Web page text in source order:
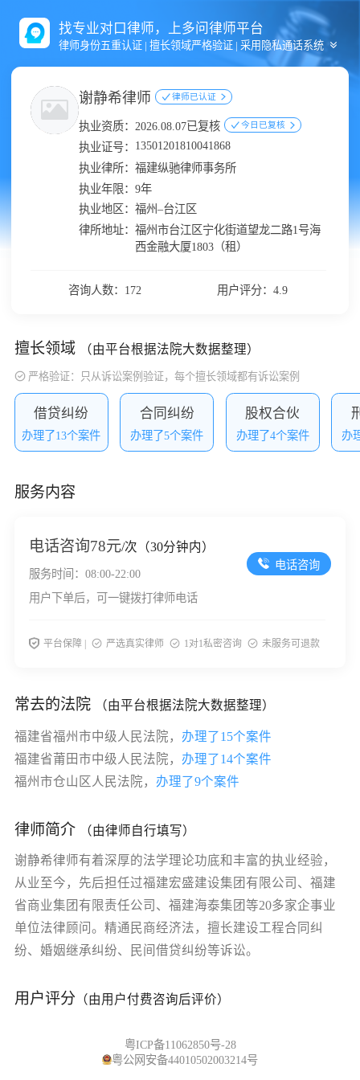
找专业对口律师，上多问律师平台
律师身份五重认证 | 擅长领域严格验证 | 采用隐私通话系统
谢静希律师 律师已认证
执业资质： 2026.08.07已复核 今日已复核
执业证号： 13501201810041868
执业律所： 福建纵驰律师事务所
执业年限： 9年
执业地区： 福州–台江区
律所地址： 福州市台江区宁化街道望龙二路1号海
西金融大厦1803（租）
咨询人数：172 用户评分：4.9
擅长领域 （由平台根据法院大数据整理）
严格验证：只从诉讼案例验证，每个擅长领域都有诉讼案例
借贷纠纷
办理了13个案件
合同纠纷
办理了5个案件
股权合伙
办理了4个案件 办
服务内容
电话咨询78元/次（30分钟内）
服务时间：08:00-22:00
用户下单后，可一键拨打律师电话
平台保障 | 严选真实律师 1对1私密咨询 未服务可退款
电话咨询
常去的法院 （由平台根据法院大数据整理）
福建省福州市中级人民法院， 办理了15个案件
福建省莆田市中级人民法院， 办理了14个案件
福州市仓山区人民法院， 办理了9个案件
律师简介 （由律师自行填写）
谢静希律师有着深厚的法学理论功底和丰富的执业经验，
从业至今，先后担任过福建宏盛建设集团有限公司、福建
省商业集团有限责任公司、福建海泰集团等20多家企事业
单位法律顾问。精通民商经济法，擅长建设工程合同纠
纷、婚姻继承纠纷、民间借贷纠纷等诉讼。
用户评分 （由用户付费咨询后评价）
粤ICP备11062850号-28
粤公网安备44010502003214号